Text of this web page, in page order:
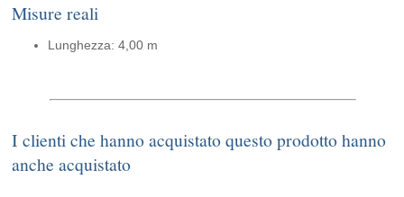
Misure reali
Lunghezza: 4,00 m
I clienti che hanno acquistato questo prodotto hanno
anche acquistato